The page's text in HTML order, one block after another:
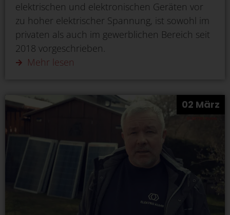
elektrischen und elektronischen Geräten vor
zu hoher elektrischer Spannung, ist sowohl im
privaten als auch im gewerblichen Bereich seit
2018 vorgeschrieben.
Mehr lesen
02 März